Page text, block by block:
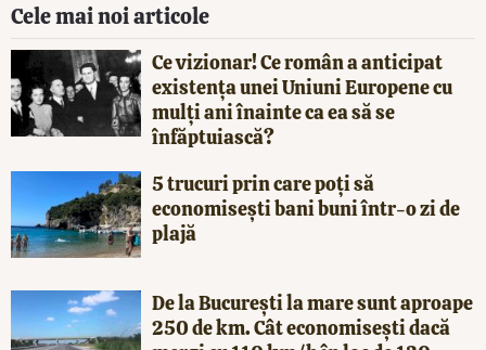
Cele mai noi articole
Ce vizionar! Ce român a anticipat
existența unei Uniuni Europene cu
mulți ani înainte ca ea să se
înfăptuiască?
5 trucuri prin care poți să
economisești bani buni într-o zi de
plajă
De la București la mare sunt aproape
250 de km. Cât economisești dacă